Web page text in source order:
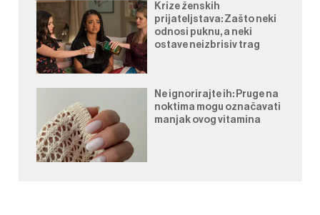
Krize ženskih
prijateljstava: Zašto neki
odnosi puknu, a neki
ostave neizbrisiv trag
Ne ignorirajte ih: Pruge na
noktima mogu označavati
manjak ovog vitamina